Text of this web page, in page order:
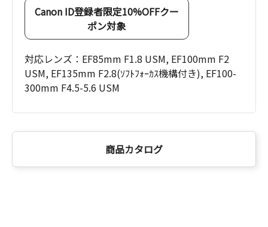
Canon ID登録者限定10%OFFクー
ポン対象
対応レンズ：EF85mm F1.8 USM, EF100mm F2
USM, EF135mm F2.8(ｿﾌﾄﾌｫｰｶｽ機構付き), EF100-
300mm F4.5-5.6 USM
商品カタログ